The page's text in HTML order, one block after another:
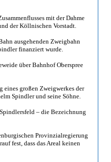
mit der Dahme
der Köllnischen Vorstadt.
ausgehenden Zweigbahn
finanziert wurde.
über Bahnhof Oberspree
großen Zweigwerkes der
Spindler und seine Söhne.
– die Bezeichnung
Provinzialregierung
fest, dass das Areal keinen